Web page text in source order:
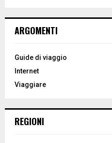
h
o
:
ARGOMENTI
Guide di viaggio
Internet
Viaggiare
REGIONI